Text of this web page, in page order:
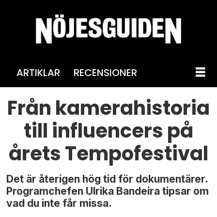
ARTIKLAR RECENSIONER
Från kamerahistoria
till influencers på
årets Tempofestival
Det är återigen hög tid för dokumentärer.
Programchefen Ulrika Bandeira tipsar om
vad du inte får missa.